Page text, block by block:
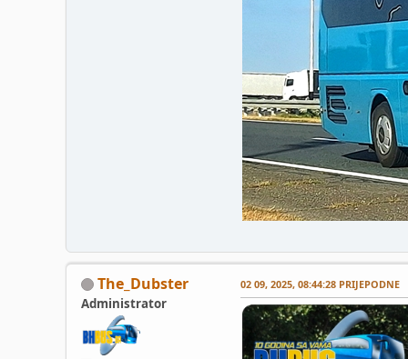
The_Dubster
Administrator
02 09, 2025, 08:44:28 PRIJEPODNE